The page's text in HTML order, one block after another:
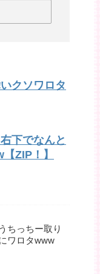
クソワロタ
下でなんと
ZIP！】
ちっちー取り
ワロタwww